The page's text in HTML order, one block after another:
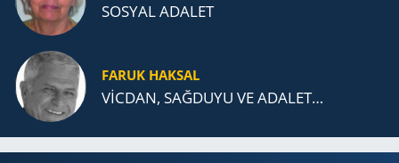
SOSYAL ADALET
FARUK HAKSAL
VİCDAN, SAĞ­DU­YU VE ADA­LET…